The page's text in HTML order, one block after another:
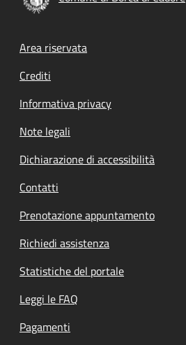
Footer menu
Area riservata
Crediti
Informativa privacy
Note legali
Dichiarazione di accessibilità
Contatti
Prenotazione appuntamento
Richiedi assistenza
Statistiche del portale
Leggi le FAQ
Pagamenti